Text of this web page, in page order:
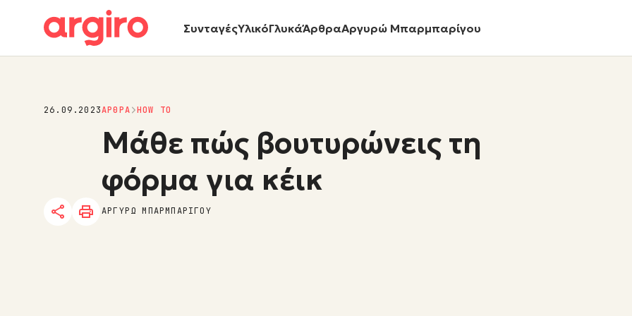
ΣυνταγέςΥλικόΓλυκάΆρθραΑργυρώ Μπαρμπαρίγου
26.09.2023ΑΡΘΡΑ HOW TO
Μάθε πώς βουτυρώνεις τη
φόρμα για κέικ
ΑΡΓΥΡΩ ΜΠΑΡΜΠΑΡΙΓΟΥ